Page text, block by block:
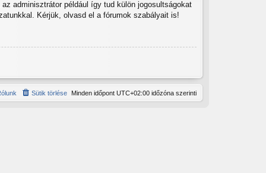
adminisztrátor például így tud külön jogosultságokat
Kérjük, olvasd el a fórumok szabályait is!
Minden időpont UTC+02:00 időzóna szerinti
Sütik törlése